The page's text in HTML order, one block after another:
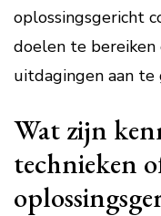
oplossingsgericht
doelen te
uitdagingen aan te
Wat zijn
technieken